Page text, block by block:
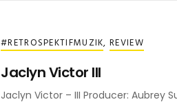
#RETROSPEKTIFMUZIK,REVIEW
Jaclyn Victor III
Jaclyn Victor – III Producer: Aubrey